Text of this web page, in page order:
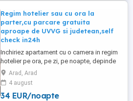
Regim hotelier sau cu ora la
parter,cu parcare gratuita
aproape de UVVG si judetean,self
check in24h
Inchiriez apartament cu o camera in regim
hotelier pe ora, pe zi, pe noapte, depinde
fiecare cum doreste. Apartamentul este
situat primul la intrarea in parterul blocului
si asigura toata discretia de care aveti
nevoie. Check in si check out flexibile si
Arad, Arad
4 august
34 EUR/noapte